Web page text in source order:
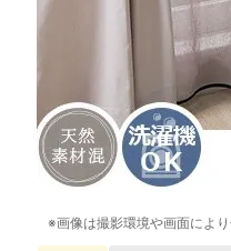
※画像は撮影環境や画面によ